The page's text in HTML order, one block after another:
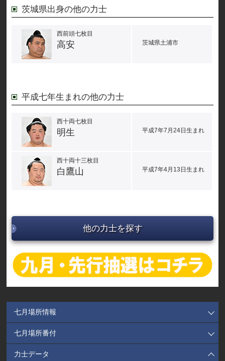
茨城県出身の他の力士
西前頭七枚目
高安 茨城県土浦市
平成七年生まれの他の力士
西十両七枚目
明生 平成7年7月24日生まれ
西十両十三枚目
白鷹山 平成7年4月13日生まれ
他の力士を探す
七月場所情報
七月場所番付
力士データ